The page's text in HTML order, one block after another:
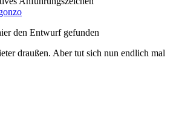
den Entwurf gefunden
draußen. Aber tut sich nun endlich mal